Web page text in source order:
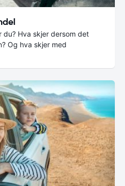
Hva skjer dersom det
Og hva skjer med